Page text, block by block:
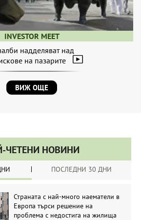
INVESTOR MEET
надделяват над
на пазарите
ВИЖ ОЩЕ
ЧЕТЕНИ НОВИНИ
ПОСЛЕДНИ 30 ДНИ
Страната с най-много наематели в
Европа търси решение на
проблема с недостига на жилища